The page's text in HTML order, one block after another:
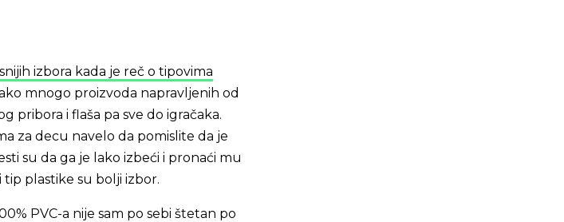
izbora kada je reč o tipovima
mnogo proizvoda napravljenih od
pribora i flaša pa sve do igračaka.
za decu navelo da pomislite da je
su da ga je lako izbeći i pronaći mu
plastike su bolji izbor.
PVC-a nije sam po sebi štetan po